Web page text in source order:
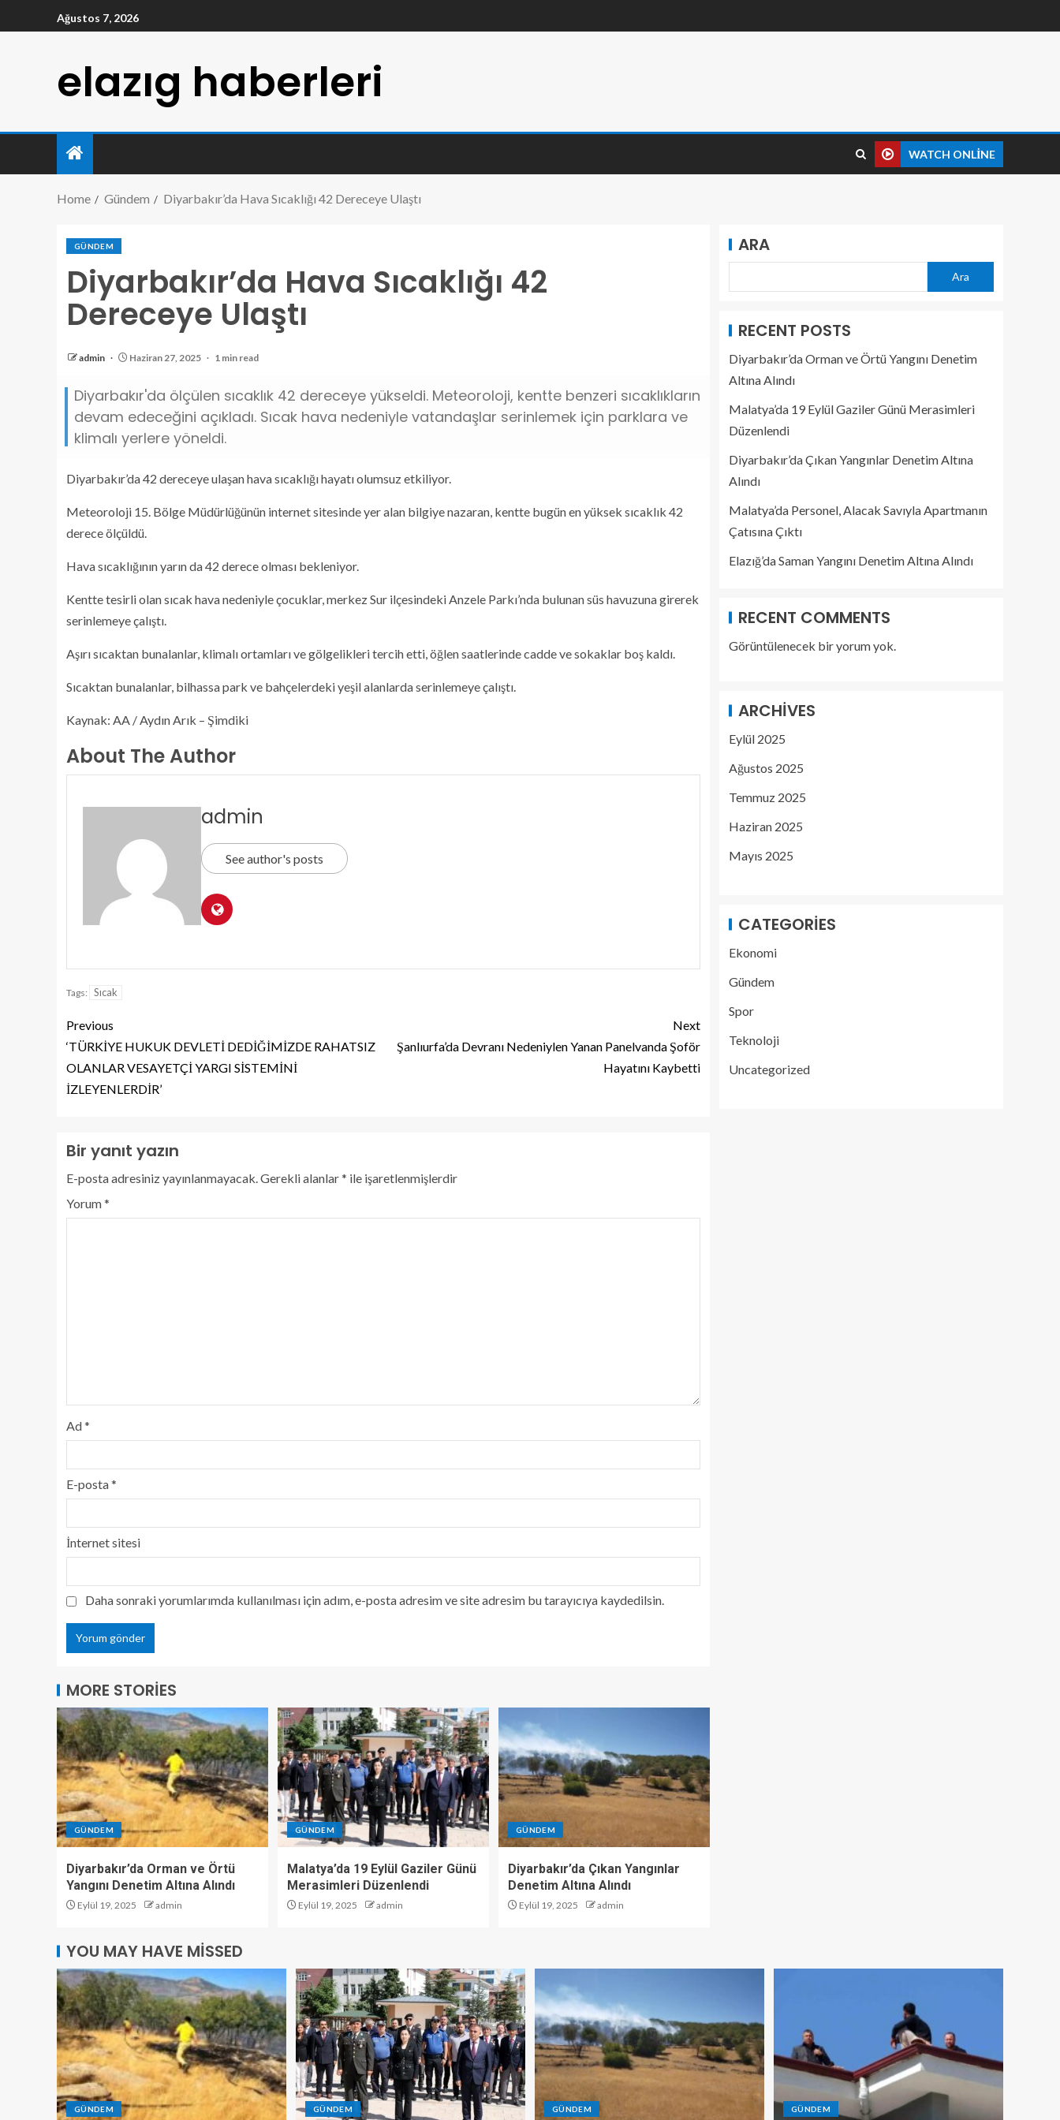
Ağustos 7, 2026
elazıg haberleri
WATCH ONLINE
Home Gündem Diyarbakır’da Hava Sıcaklığı 42 Dereceye Ulaştı
GÜNDEM
Diyarbakır’da Hava Sıcaklığı 42
Dereceye Ulaştı
admin Haziran 27, 2025 1 min read
Diyarbakır'da ölçülen sıcaklık 42 dereceye yükseldi. Meteoroloji, kentte benzeri sıcaklıkların
devam edeceğini açıkladı. Sıcak hava nedeniyle vatandaşlar serinlemek için parklara ve
klimalı yerlere yöneldi.
Diyarbakır’da 42 dereceye ulaşan hava sıcaklığı hayatı olumsuz etkiliyor.
Meteoroloji 15. Bölge Müdürlüğünün internet sitesinde yer alan bilgiye nazaran, kentte bugün en yüksek sıcaklık 42
derece ölçüldü.
Hava sıcaklığının yarın da 42 derece olması bekleniyor.
Kentte tesirli olan sıcak hava nedeniyle çocuklar, merkez Sur ilçesindeki Anzele Parkı’nda bulunan süs havuzuna girerek
serinlemeye çalıştı.
Aşırı sıcaktan bunalanlar, klimalı ortamları ve gölgelikleri tercih etti, öğlen saatlerinde cadde ve sokaklar boş kaldı.
Sıcaktan bunalanlar, bilhassa park ve bahçelerdeki yeşil alanlarda serinlemeye çalıştı.
Kaynak: AA / Aydın Arık – Şimdiki
About The Author
admin
See author's posts
Tags: Sıcak
Previous
‘TÜRKİYE HUKUK DEVLETİ DEDİĞİMİZDE RAHATSIZ
OLANLAR VESAYETÇİ YARGI SİSTEMİNİ
İZLEYENLERDİR’
Next
Şanlıurfa’da Devranı Nedeniylen Yanan Panelvanda Şoför
Hayatını Kaybetti
Bir yanıt yazın
E-posta adresiniz yayınlanmayacak.Gerekli alanlar* ile işaretlenmişlerdir
Yorum*
Ad*
E-posta*
İnternet sitesi
Daha sonraki yorumlarımda kullanılması için adım, e-posta adresim ve site adresim bu tarayıcıya kaydedilsin.
MORE STORIES
GÜNDEM
Diyarbakır’da Orman ve Örtü
Yangını Denetim Altına Alındı
Eylül 19, 2025 admin
GÜNDEM
Malatya’da 19 Eylül Gaziler Günü
Merasimleri Düzenlendi
Eylül 19, 2025 admin
GÜNDEM
Diyarbakır’da Çıkan Yangınlar
Denetim Altına Alındı
Eylül 19, 2025 admin
ARA
Ara
RECENT POSTS
Diyarbakır’da Orman ve Örtü Yangını Denetim
Altına Alındı
Malatya’da 19 Eylül Gaziler Günü Merasimleri
Düzenlendi
Diyarbakır’da Çıkan Yangınlar Denetim Altına
Alındı
Malatya’da Personel, Alacak Savıyla Apartmanın
Çatısına Çıktı
Elazığ’da Saman Yangını Denetim Altına Alındı
RECENT COMMENTS
Görüntülenecek bir yorum yok.
ARCHIVES
Eylül 2025
Ağustos 2025
Temmuz 2025
Haziran 2025
Mayıs 2025
CATEGORIES
Ekonomi
Gündem
Spor
Teknoloji
Uncategorized
YOU MAY HAVE MISSED
GÜNDEM GÜNDEM GÜNDEM GÜNDEM